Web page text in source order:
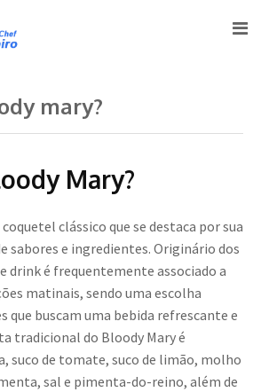
mary?
Mary?
clássico que se destaca por sua
sabores e ingredientes. Originário dos
drink é frequentemente associado a
matinais, sendo uma escolha
que buscam uma bebida refrescante e
tradicional do Bloody Mary é
suco de tomate, suco de limão, molho
sal e pimenta-do-reino, além de